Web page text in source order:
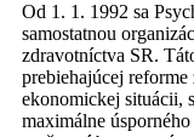
Od 1. 1. 1992 sa
samostatnou
zdravotníctva SR.
prebiehajúcej
ekonomickej situácii,
maximálne